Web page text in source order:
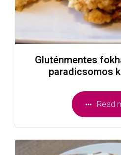
Gluténmentes
paradicsomos
Read